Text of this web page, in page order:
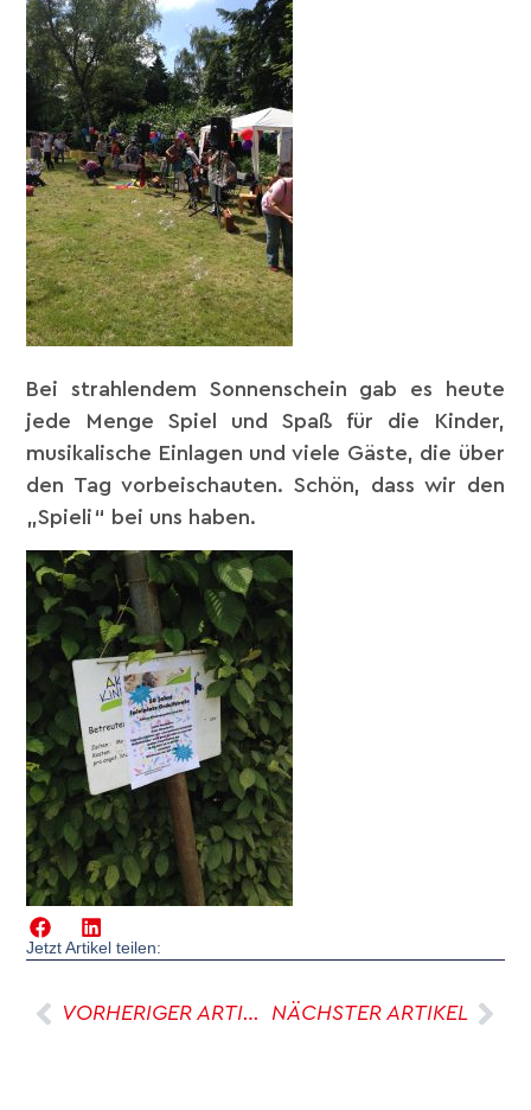
Bei strahlendem Sonnenschein gab es heute
jede Menge Spiel und Spaß für die Kinder,
musikalische Einlagen und viele Gäste, die über
den Tag vorbeischauten. Schön, dass wir den
„Spieli“ bei uns haben.
Jetzt Artikel teilen:
VORHERIGER ARTIKEL NÄCHSTER ARTIKEL